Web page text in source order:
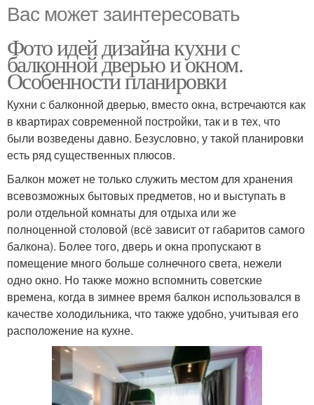
Вас может заинтересовать
Фото идей дизайна кухни с
балконной дверью и окном.
Особенности планировки
Кухни с балконной дверью, вместо окна, встречаются как
в квартирах современной постройки, так и в тех, что
были возведены давно. Безусловно, у такой планировки
есть ряд существенных плюсов.
Балкон может не только служить местом для хранения
всевозможных бытовых предметов, но и выступать в
роли отдельной комнаты для отдыха или же
полноценной столовой (всё зависит от габаритов самого
балкона). Более того, дверь и окна пропускают в
помещение много больше солнечного света, нежели
одно окно. Но также можно вспомнить советские
времена, когда в зимнее время балкон использовался в
качестве холодильника, что также удобно, учитывая его
расположение на кухне.